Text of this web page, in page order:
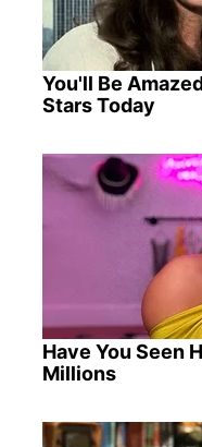
You'll Be
Stars Today
Have You Seen
Millions